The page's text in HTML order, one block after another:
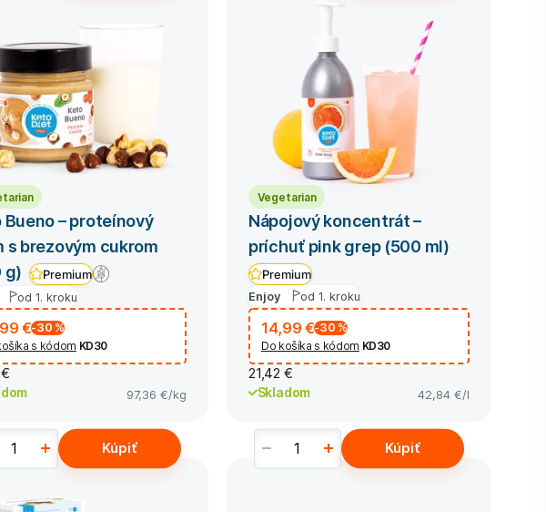
Bueno – proteínový
s brezovým cukrom
g)
Premium
od 1. kroku
€-30 %
s kódom KD30
97,36 €/kg
Kúpiť
Vegetarian
Nápojový koncentrát –
príchuť pink grep (500 ml)
Premium
Enjoy od 1. kroku
14,99 €-30 %
Do košíka s kódom KD30
21,42 €
Skladom 42,84 €/l
Kúpiť